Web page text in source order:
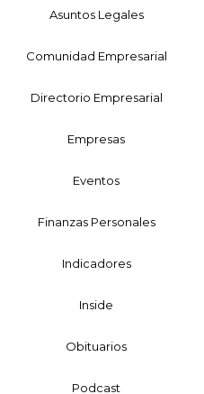
Asuntos Legales
Comunidad Empresarial
Directorio Empresarial
Empresas
Eventos
Finanzas Personales
Indicadores
Inside
Obituarios
Podcast